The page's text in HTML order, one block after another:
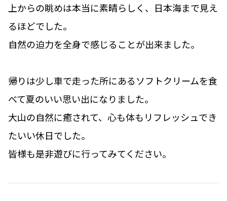
上からの眺めは本当に素晴らしく、日本海まで見え
るほどでした。
自然の迫力を全身で感じることが出来ました。
帰りは少し車で走った所にあるソフトクリームを食
べて夏のいい思い出になりました。
大山の自然に癒されて、心も体もリフレッシュでき
たいい休日でした。
皆様も是非遊びに行ってみてください。